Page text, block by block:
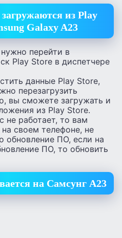
из Play
Galaxy A23
перейти в
Play Store в диспетчере
данные Play Store,
перезагрузить
вы сможете загружать и
из Play Store.
не работает, то вам
своем телефоне, не
обновление ПО, если на
ПО, то обновить
на Самсунг А23